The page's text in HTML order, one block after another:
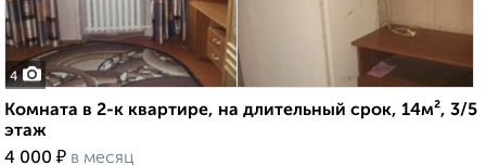
4
Комната в 2-к квартире, на длительный срок, 14м², 3/5
этаж
4 000 ₽ в месяц